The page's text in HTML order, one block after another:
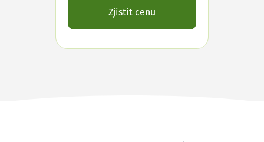
Zjistit cenu